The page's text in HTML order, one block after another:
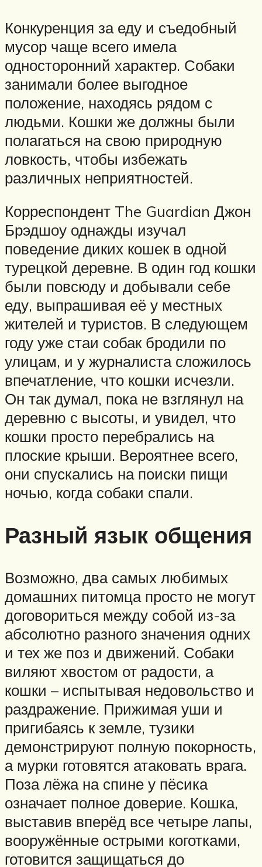
Конкуренция за еду и съедобный
мусор чаще всего имела
односторонний характер. Собаки
занимали более выгодное
положение, находясь рядом с
людьми. Кошки же должны были
полагаться на свою природную
ловкость, чтобы избежать
различных неприятностей.
Корреспондент The Guardian Джон
Брэдшоу однажды изучал
поведение диких кошек в одной
турецкой деревне. В один год кошки
были повсюду и добывали себе
еду, выпрашивая её у местных
жителей и туристов. В следующем
году уже стаи собак бродили по
улицам, и у журналиста сложилось
впечатление, что кошки исчезли.
Он так думал, пока не взглянул на
деревню с высоты, и увидел, что
кошки просто перебрались на
плоские крыши. Вероятнее всего,
они спускались на поиски пищи
ночью, когда собаки спали.
Разный язык общения
Возможно, два самых любимых
домашних питомца просто не могут
договориться между собой из-за
абсолютно разного значения одних
и тех же поз и движений. Собаки
виляют хвостом от радости, а
кошки – испытывая недовольство и
раздражение. Прижимая уши и
пригибаясь к земле, тузики
демонстрируют полную покорность,
а мурки готовятся атаковать врага.
Поза лёжа на спине у пёсика
означает полное доверие. Кошка,
выставив вперёд все четыре лапы,
вооружённые острыми коготками,
готовится защищаться до